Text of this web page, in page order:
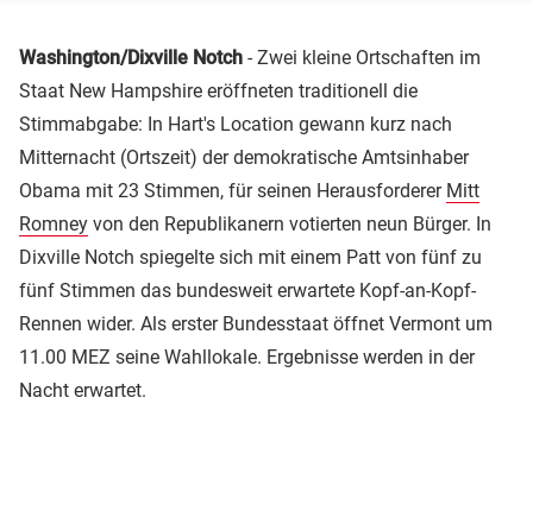
Washington/Dixville Notch - Zwei kleine Ortschaften im
Staat New Hampshire eröffneten traditionell die
Stimmabgabe: In Hart's Location gewann kurz nach
Mitternacht (Ortszeit) der demokratische Amtsinhaber
Obama mit 23 Stimmen, für seinen Herausforderer Mitt
Romney von den Republikanern votierten neun Bürger. In
Dixville Notch spiegelte sich mit einem Patt von fünf zu
fünf Stimmen das bundesweit erwartete Kopf-an-Kopf-
Rennen wider. Als erster Bundesstaat öffnet Vermont um
11.00 MEZ seine Wahllokale. Ergebnisse werden in der
Nacht erwartet.